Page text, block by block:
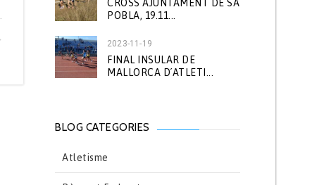
CROSS AJUNTAMENT DE SA
POBLA, 19.11...
2023-11-19
FINAL INSULAR DE
MALLORCA D´ATLETI...
BLOG CATEGORIES
Atletisme